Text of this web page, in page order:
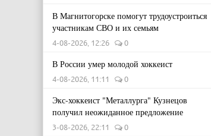
В Магнитогорске помогут трудоустроиться
участникам СВО и их семьям
4-08-2026, 12:26 0
В России умер молодой хоккеист
4-08-2026, 11:11 0
Экс-хоккеист "Металлурга" Кузнецов
получил неожиданное предложение
3-08-2026, 22:11 0